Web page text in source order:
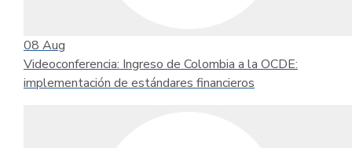
08 Aug
Videoconferencia: Ingreso de Colombia a la OCDE:
implementación de estándares financieros